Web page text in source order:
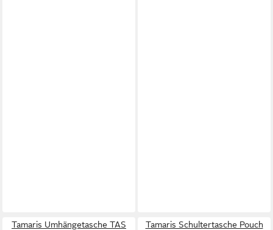
Tamaris Umhängetasche TAS
Tamaris Schultertasche Pouch